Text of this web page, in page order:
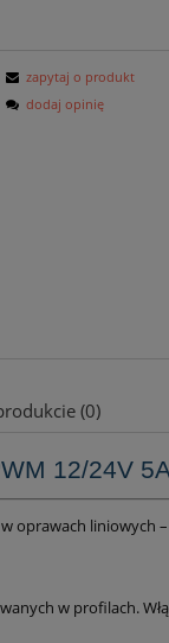
zapytaj o produkt
dodaj opinię
(0)
12/24V
w oprawach
w profilach.